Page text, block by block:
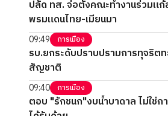
ปลัด ทส. จ่อตั้งคณะทำงานร่วมแ
พรมแดนไทย-เมียนมา
09:49 การเมือง
รบ.ยกระดับปราบปรามการทุจริต
สัญชาติ
09:40 การเมือง
ตอบ "รักชนก"งบน้ำบาดาล ไม่ใช่ก